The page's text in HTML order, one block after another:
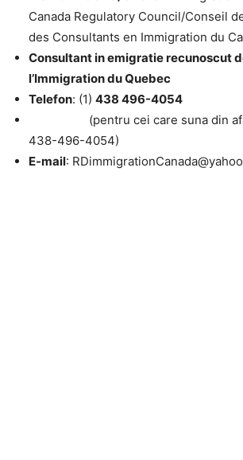
Canada Regulatory Council/Conseil
des Consultants en Immigration du
Consultant in emigratie recunoscut
l’Immigration du Quebec
Telefon: (1) 438 496-4054
(pentru cei care suna din
438-496-4054)
E-mail: